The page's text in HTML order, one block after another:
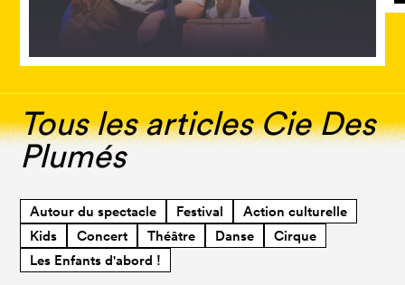
Tous les articles Cie Des
Plumés
Autour du spectacle Festival
Action culturelle
Kids
Concert Théâtre Danse
Cirque
Les Enfants d'abord !